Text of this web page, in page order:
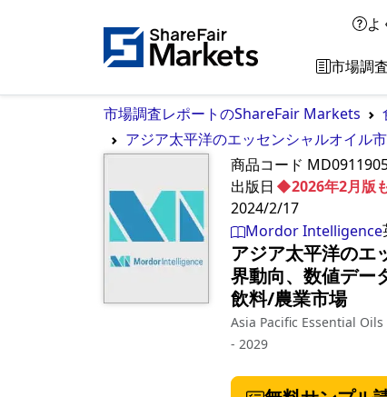
よ
市場調
市場調査レポートのShareFair Markets
アジア太平洋のエッセンシャルオイル
商品コード
◆2026年2月版
出版日
2024/2/17
Mordor Intelligence
アジア太平洋のエ
界動向、数値デー
飲料/農業市場
Asia Pacific Essential
- 2029